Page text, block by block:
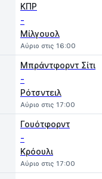
ΚΠΡ
-
Μίλγουολ
Αύριο στις 16:00
Μπράντφορντ Σίτι
-
Ρότσντειλ
Αύριο στις 17:00
Γουότφορντ
-
Κρόουλι
Αύριο στις 17:00